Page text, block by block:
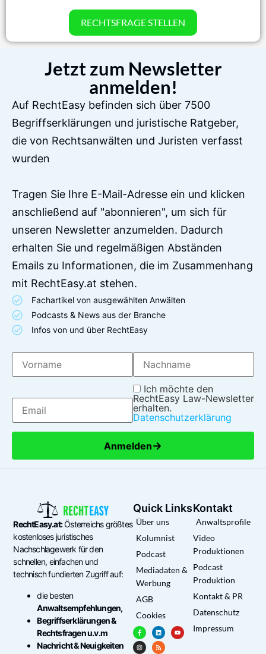
RECHTSFRAGE STELLEN
Jetzt zum Newsletter
anmelden!
Auf RechtEasy befinden sich über 7500
Begriffserklärungen und juristische Ratgeber,
die von Rechtsanwälten und Juristen verfasst
wurden
Tragen Sie Ihre E-Mail-Adresse ein und klicken
anschließend auf "abonnieren", um sich für
unseren Newsletter anzumelden. Dadurch
erhalten Sie und regelmäßigen Abständen
Emails zu Informationen, die im Zusammenhang
mit RechtEasy.at stehen.
Fachartikel von ausgewählten Anwälten
Podcasts & News aus der Branche
Infos von und über RechtEasy
Ich möchte den
RechtEasy Law-Newsletter
erhalten.
Datenschutzerklärung
Anmelden→
RechtEasy.at:Österreichs größtes
kostenloses juristisches
Nachschlagewerk für den
schnellen, einfachen und
technisch fundierten Zugriff auf:
die besten
Anwaltsempfehlungen,
Begriffserklärungen &
Rechtsfragen u.v.m
Nachricht & Neuigkeiten
Quick Links
Über uns
Kolumnist
Podcast
Mediadaten &
Werbung
AGB
Cookies
Kontakt
Anwaltsprofile
Video
Produktionen
Podcast
Produktion
Kontakt & PR
Datenschutz
Impressum